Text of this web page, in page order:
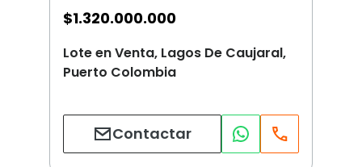
$1.320.000.000
Lote en Venta, Lagos De Caujaral,
Puerto Colombia
Contactar